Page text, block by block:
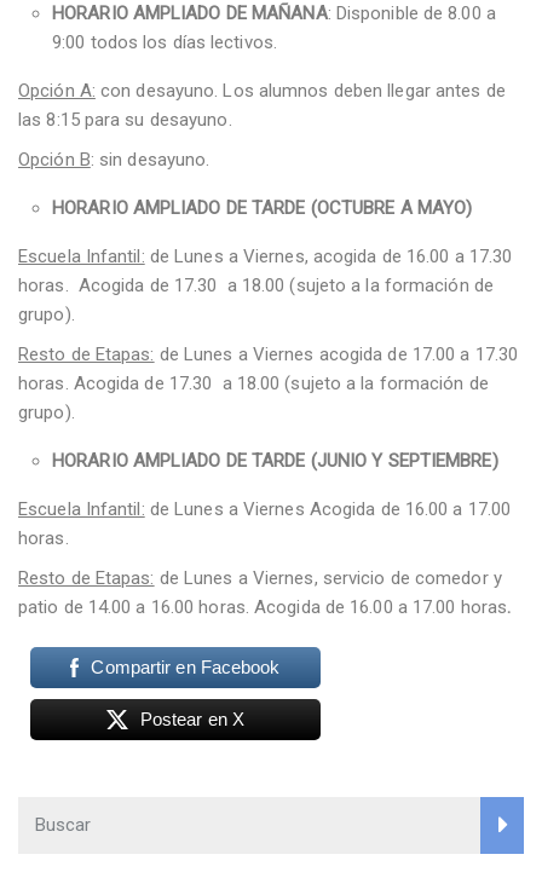
HORARIO AMPLIADO DE MAÑANA: Disponible de 8.00 a
9:00 todos los días lectivos.
Opción A: con desayuno. Los alumnos deben llegar antes de
las 8:15 para su desayuno.
Opción B: sin desayuno.
HORARIO AMPLIADO DE TARDE (OCTUBRE A MAYO)
Escuela Infantil: de Lunes a Viernes, acogida de 16.00 a 17.30
horas. Acogida de 17.30 a 18.00 (sujeto a la formación de
grupo).
Resto de Etapas: de Lunes a Viernes acogida de 17.00 a 17.30
horas. Acogida de 17.30 a 18.00 (sujeto a la formación de
grupo).
HORARIO AMPLIADO DE TARDE (JUNIO Y SEPTIEMBRE)
Escuela Infantil: de Lunes a Viernes Acogida de 16.00 a 17.00
horas.
Resto de Etapas: de Lunes a Viernes, servicio de comedor y
patio de 14.00 a 16.00 horas. Acogida de 16.00 a 17.00 horas.
Compartir en Facebook
Postear en X